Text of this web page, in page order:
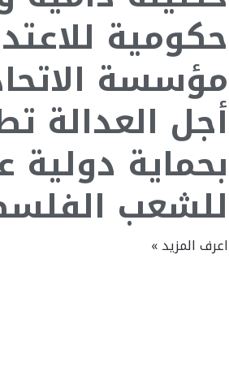
حكومية
مؤسسة
أجل العدالة
بحماية دولية
للشعب
اعرف المزيد »